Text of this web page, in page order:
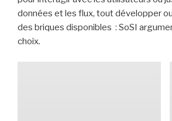
données et les flux, tout développer
des briques disponibles : SoSI
choix.